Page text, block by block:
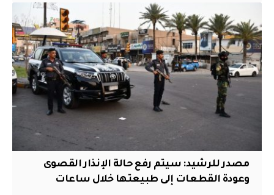
مصدر للرشيد: سيتم رفع حالة الإنذار القصوى
وعودة القطعات إلى طبيعتها خلال ساعات